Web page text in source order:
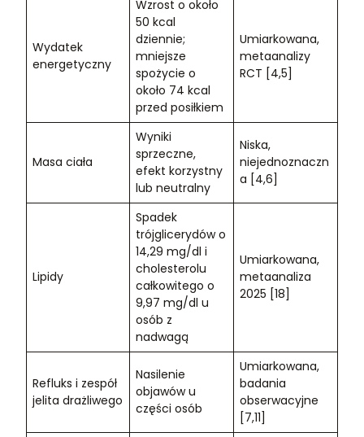
Wydatek
energetyczny
Wzrost o około
50 kcal
dziennie;
mniejsze
spożycie o
około 74 kcal
przed posiłkiem
Umiarkowana,
metaanalizy
RCT [4,5]
Masa ciała
Wyniki
sprzeczne,
efekt korzystny
lub neutralny
Niska,
niejednoznaczn
a [4,6]
Lipidy
Spadek
trójglicerydów o
14,29 mg/dl i
cholesterolu
całkowitego o
9,97 mg/dl u
osób z
nadwagą
Umiarkowana,
metaanaliza
2025 [18]
Refluks i zespół
jelita drażliwego
Nasilenie
objawów u
części osób
Umiarkowana,
badania
obserwacyjne
[7,11]